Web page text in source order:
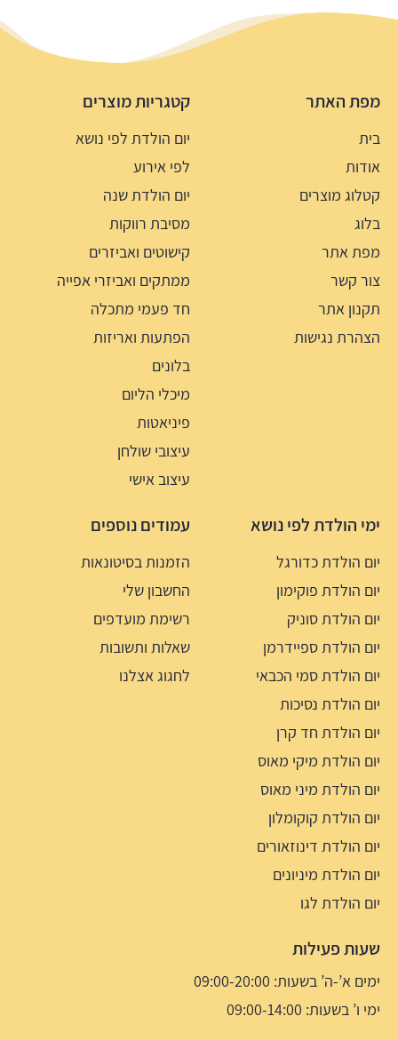
מפת האתר
בית
אודות
קטלוג מוצרים
בלוג
מפת אתר
צור קשר
תקנון אתר
הצהרת נגישות
קטגריות מוצרים
יום הולדת לפי נושא
לפי אירוע
יום הולדת שנה
מסיבת רווקות
קישוטים ואביזרים
ממתקים ואביזרי אפייה
חד פעמי מתכלה
הפתעות ואריזות
בלונים
מיכלי הליום
פיניאטות
עיצובי שולחן
עיצוב אישי
ימי הולדת לפי נושא
יום הולדת כדורגל
יום הולדת פוקימון
יום הולדת סוניק
יום הולדת ספיידרמן
יום הולדת סמי הכבאי
יום הולדת נסיכות
יום הולדת חד קרן
יום הולדת מיקי מאוס
יום הולדת מיני מאוס
יום הולדת קוקומלון
יום הולדת דינוזאורים
יום הולדת מיניונים
יום הולדת לגו
עמודים נוספים
הזמנות בסיטונאות
החשבון שלי
רשימת מועדפים
שאלות ותשובות
לחגוג אצלנו
שעות פעילות
ימים א’-ה’ בשעות: 09:00-20:00
ימי ו’ בשעות: 09:00-14:00